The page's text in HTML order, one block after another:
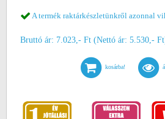
A termék raktárkészletünkről azonnal
Bruttó ár: 7.023,- Ft (Nettó ár: 5.530,-
kosárba!